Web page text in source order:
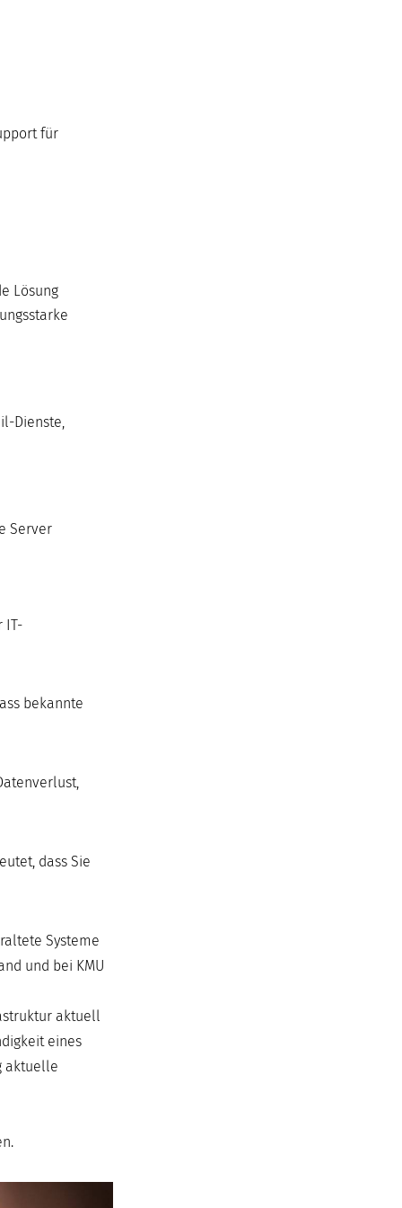
für
Lösung
Dienste,
Server
IT-
bekannte
dass Sie
Systeme
und bei KMU
aktuell
eines
aktuelle